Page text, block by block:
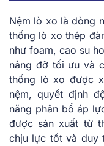
Nệm lò xo là dòng
thống lò xo thép
như foam, cao su
nâng đỡ tối ưu và
thống lò xo được
nệm, quyết định
năng phân bổ áp
được sản xuất từ
chịu lực tốt và duy